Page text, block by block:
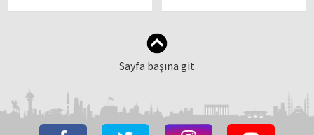
Sayfa başına git